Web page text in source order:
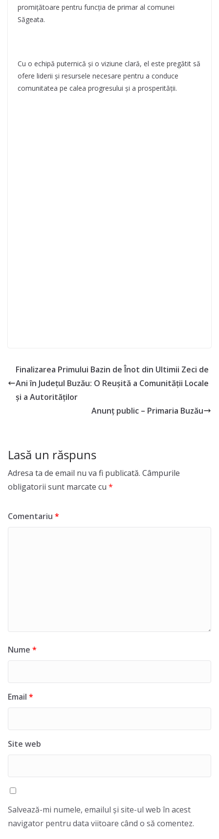
promițătoare pentru funcția de primar al comunei
Săgeata.
Cu o echipă puternică și o viziune clară, el este pregătit să
ofere liderii și resursele necesare pentru a conduce
comunitatea pe calea progresului și a prosperității.
Finalizarea Primului Bazin de Înot din Ultimii Zeci de
Ani în Județul Buzău: O Reușită a Comunității Locale
și a Autorităților
Anunț public – Primaria Buzău
Lasă un răspuns
Adresa ta de email nu va fi publicată. Câmpurile
obligatorii sunt marcate cu *
Comentariu *
Nume *
Email *
Site web
Salvează-mi numele, emailul și site-ul web în acest
navigator pentru data viitoare când o să comentez.